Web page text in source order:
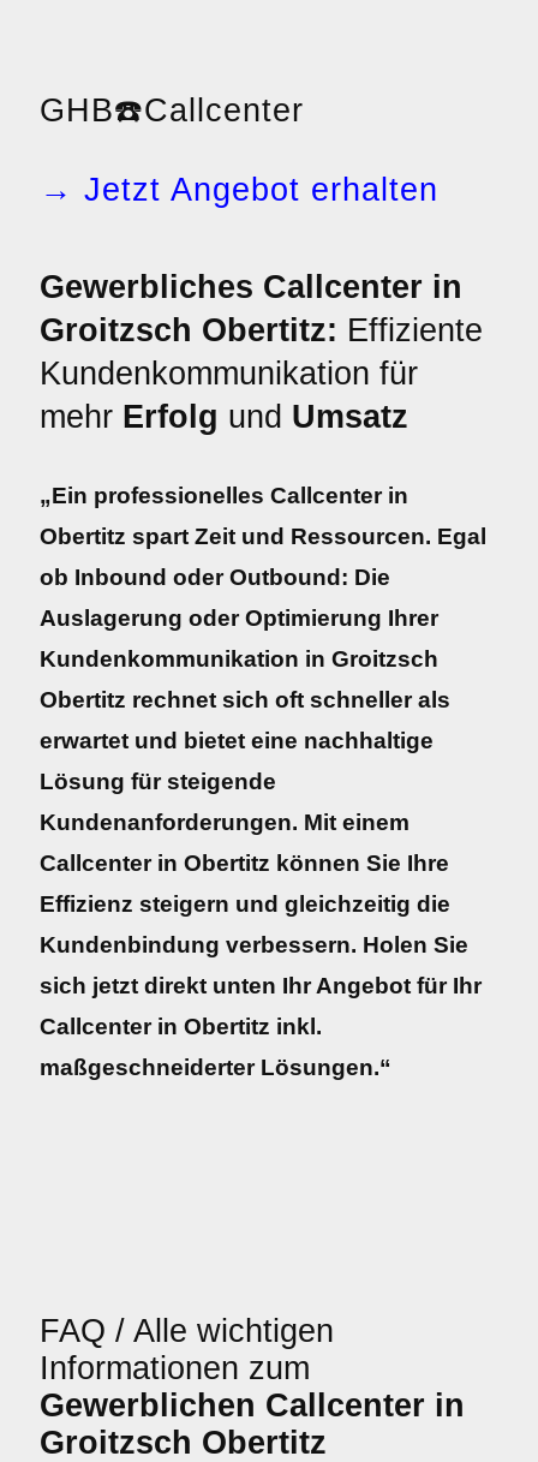
GHB☎️Callcenter
→ Jetzt Angebot erhalten
Gewerbliches Callcenter in
Groitzsch Obertitz: Effiziente
Kundenkommunikation für
mehr Erfolg und Umsatz
„Ein professionelles Callcenter in
Obertitz spart Zeit und Ressourcen. Egal
ob Inbound oder Outbound: Die
Auslagerung oder Optimierung Ihrer
Kundenkommunikation in Groitzsch
Obertitz rechnet sich oft schneller als
erwartet und bietet eine nachhaltige
Lösung für steigende
Kundenanforderungen. Mit einem
Callcenter in Obertitz können Sie Ihre
Effizienz steigern und gleichzeitig die
Kundenbindung verbessern. Holen Sie
sich jetzt direkt unten Ihr Angebot für Ihr
Callcenter in Obertitz inkl.
maßgeschneiderter Lösungen.“
FAQ / Alle wichtigen
Informationen zum
Gewerblichen Callcenter in
Groitzsch Obertitz